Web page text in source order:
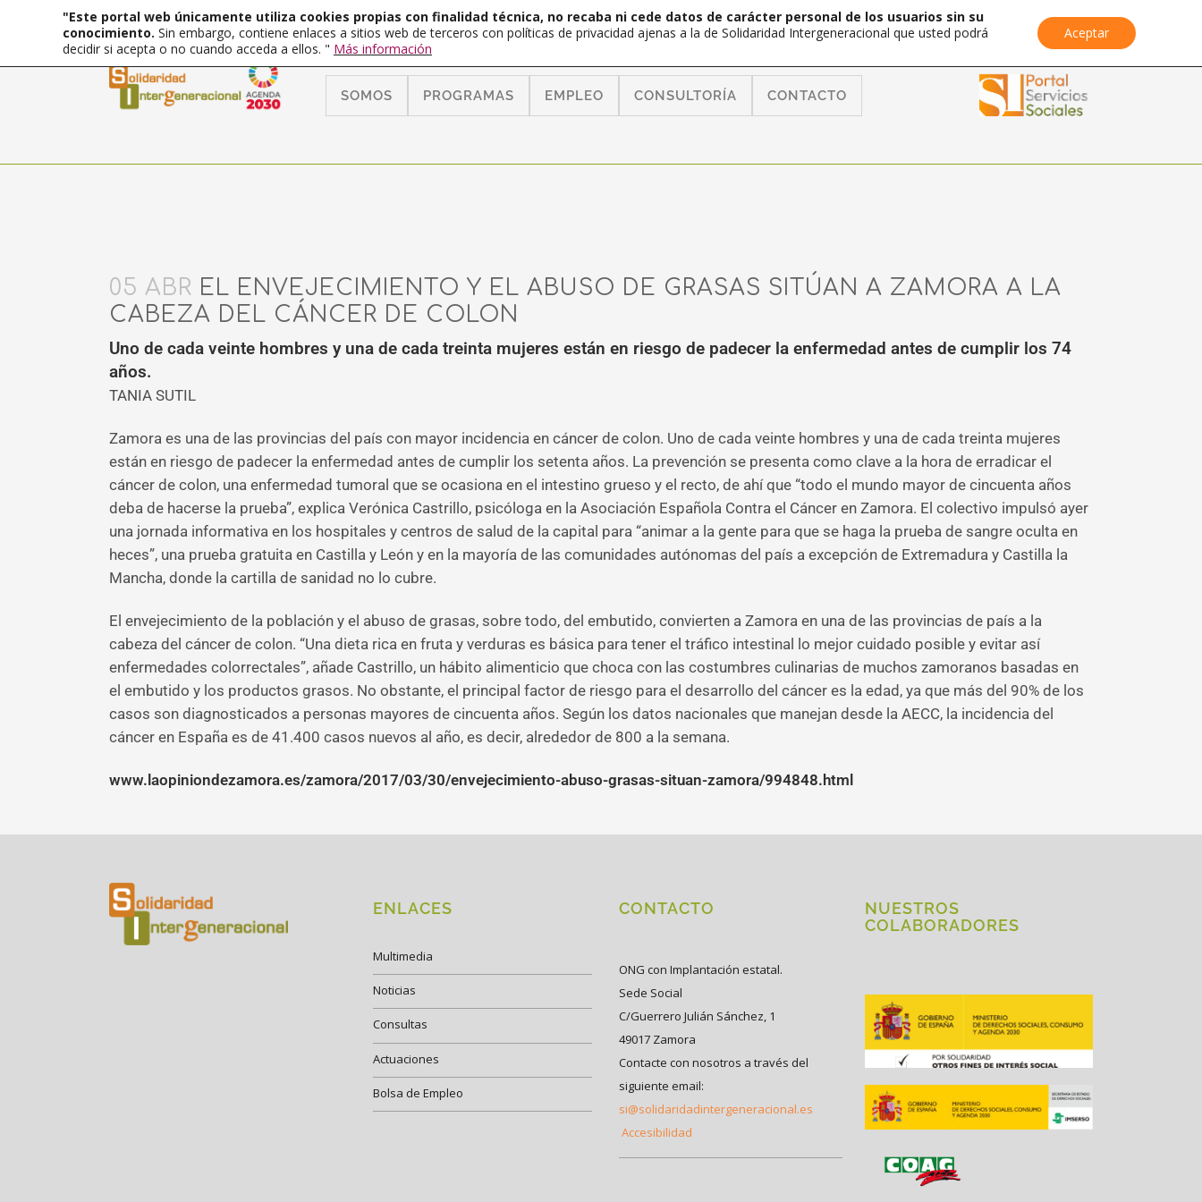
SOMOS PROGRAMAS EMPLEO CONSULTORÍA CONTACTO
05 ABR EL ENVEJECIMIENTO Y EL ABUSO DE GRASAS SITÚAN A ZAMORA A LA
CABEZA DEL CÁNCER DE COLON
Uno de cada veinte hombres y una de cada treinta mujeres están en riesgo de padecer la enfermedad antes de cumplir los 74
años.
TANIA SUTIL
Zamora es una de las provincias del país con mayor incidencia en cáncer de colon. Uno de cada veinte hombres y una de cada treinta mujeres
están en riesgo de padecer la enfermedad antes de cumplir los setenta años. La prevención se presenta como clave a la hora de erradicar el
cáncer de colon, una enfermedad tumoral que se ocasiona en el intestino grueso y el recto, de ahí que “todo el mundo mayor de cincuenta años
deba de hacerse la prueba”, explica Verónica Castrillo, psicóloga en la Asociación Española Contra el Cáncer en Zamora. El colectivo impulsó ayer
una jornada informativa en los hospitales y centros de salud de la capital para “animar a la gente para que se haga la prueba de sangre oculta en
heces”, una prueba gratuita en Castilla y León y en la mayoría de las comunidades autónomas del país a excepción de Extremadura y Castilla la
Mancha, donde la cartilla de sanidad no lo cubre.
El envejecimiento de la población y el abuso de grasas, sobre todo, del embutido, convierten a Zamora en una de las provincias de país a la
cabeza del cáncer de colon. “Una dieta rica en fruta y verduras es básica para tener el tráfico intestinal lo mejor cuidado posible y evitar así
enfermedades colorrectales”, añade Castrillo, un hábito alimenticio que choca con las costumbres culinarias de muchos zamoranos basadas en
el embutido y los productos grasos. No obstante, el principal factor de riesgo para el desarrollo del cáncer es la edad, ya que más del 90% de los
casos son diagnosticados a personas mayores de cincuenta años. Según los datos nacionales que manejan desde la AECC, la incidencia del
cáncer en España es de 41.400 casos nuevos al año, es decir, alrededor de 800 a la semana.
www.laopiniondezamora.es/zamora/2017/03/30/envejecimiento-abuso-grasas-situan-zamora/994848.html
ENLACES
Multimedia
Noticias
Consultas
Actuaciones
Bolsa de Empleo
CONTACTO
ONG con Implantación estatal.
Sede Social
C/Guerrero Julián Sánchez, 1
49017 Zamora
Contacte con nosotros a través del
siguiente email:
si@solidaridadintergeneracional.es
Accesibilidad
NUESTROS
COLABORADORES
"Este portal web únicamente utiliza cookies propias con finalidad técnica, no recaba ni cede datos de carácter personal de los usuarios sin su
conocimiento. Sin embargo, contiene enlaces a sitios web de terceros con políticas de privacidad ajenas a la de Solidaridad Intergeneracional que usted podrá
decidir si acepta o no cuando acceda a ellos. " Más información
Aceptar